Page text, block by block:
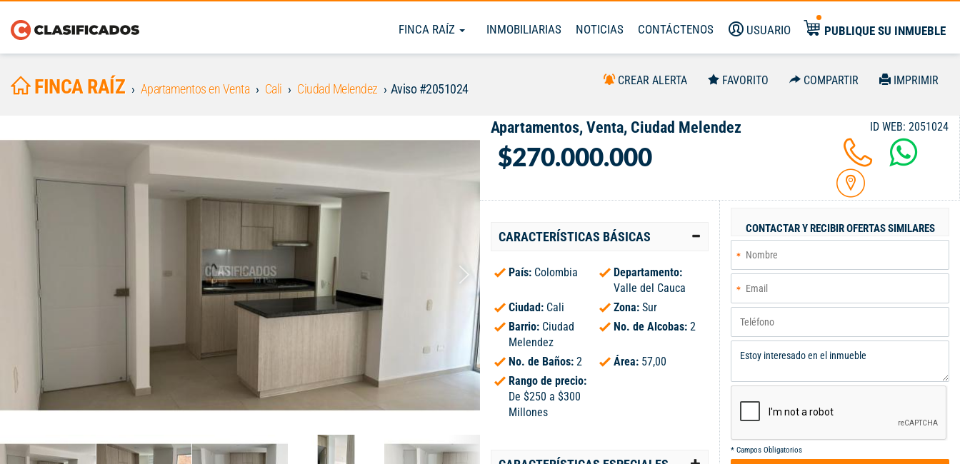
FINCA RAÍZ INMOBILIARIAS NOTICIAS CONTÁCTENOS USUARIO PUBLIQUE SU INMUEBLE
FINCA RAÍZ Apartamentos en Venta Cali Ciudad Melendez Aviso #2051024
CREAR ALERTA FAVORITO COMPARTIR IMPRIMIR
Apartamentos, Venta, Ciudad Melendez
$270.000.000
ID WEB: 2051024
CARACTERÍSTICAS BÁSICAS
País: Colombia
Departamento:
Valle del Cauca
Ciudad: Cali Zona: Sur
Barrio: Ciudad
Melendez
No. de Alcobas: 2
No. de Baños: 2 Área: 57,00
Rango de precio:
De $250 a $300
Millones
CONTACTAR Y RECIBIR OFERTAS SIMILARES
* Campos Obligatorios